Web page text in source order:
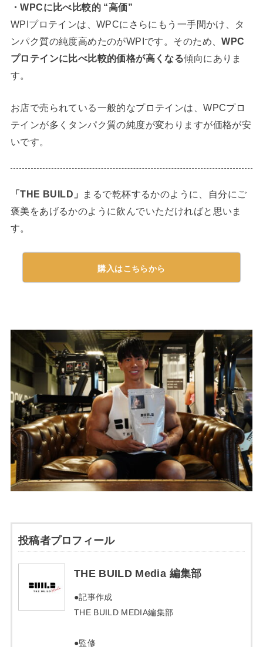
・WPCに比べ比較的 “高価”
WPIプロテインは、WPCにさらにもう一手間かけ、タ
ンパク質の純度高めたのがWPIです。そのため、WPC
プロテインに比べ比較的価格が高くなる傾向にありま
す。
お店で売られている一般的なプロテインは、WPCプロ
テインが多くタンパク質の純度が変わりますが価格が安
いです。
「THE BUILD」
まるで乾杯するかのように、自分にご
褒美をあげるかのように飲んでいただければと思いま
す。
購入はこちらから
投稿者プロフィール
THE BUILD Media 編集部
●記事作成
THE BUILD MEDIA編集部
●監修